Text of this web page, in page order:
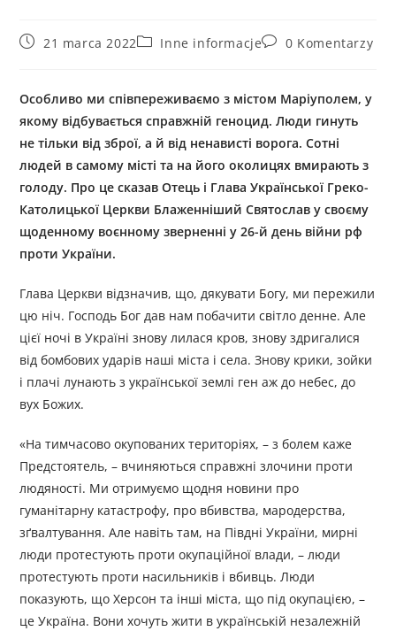
21 marca 2022 Inne informacje 0 Komentarzy
Особливо ми співпереживаємо з містом Маріуполем, у
якому відбувається справжній геноцид. Люди гинуть
не тільки від зброї, а й від ненависті ворога. Сотні
людей в самому місті та на його околицях вмирають з
голоду. Про це сказав Отець і Глава Української Греко-
Католицької Церкви Блаженніший Святослав у своєму
щоденному воєнному зверненні у 26-й день війни рф
проти України.
Глава Церкви відзначив, що, дякувати Богу, ми пережили
цю ніч. Господь Бог дав нам побачити світло денне. Але
цієї ночі в Україні знову лилася кров, знову здригалися
від бомбових ударів наші міста і села. Знову крики, зойки
і плачі лунають з української землі ген аж до небес, до
вух Божих.
«На тимчасово окупованих територіях, – з болем каже
Предстоятель, – вчиняються справжні злочини проти
людяності. Ми отримуємо щодня новини про
гуманітарну катастрофу, про вбивства, мародерства,
зґвалтування. Але навіть там, на Півдні України, мирні
люди протестують проти окупаційної влади, – люди
протестують проти насильників і вбивць. Люди
показують, що Херсон та інші міста, що під окупацією, –
це Україна. Вони хочуть жити в українській незалежній